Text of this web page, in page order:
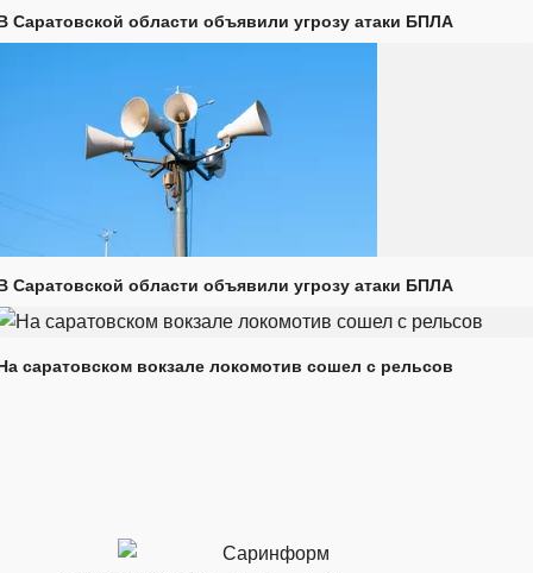
Саратовской области объявили угрозу атаки БПЛА
Саратовской области объявили угрозу атаки БПЛА
саратовском вокзале локомотив сошел с рельсов